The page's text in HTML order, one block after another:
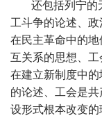
还包括列宁的
工斗争的论述、
在民主革命中的
互关系的思想、
在建立新制度中
的论述、工会是
设形式根本改变